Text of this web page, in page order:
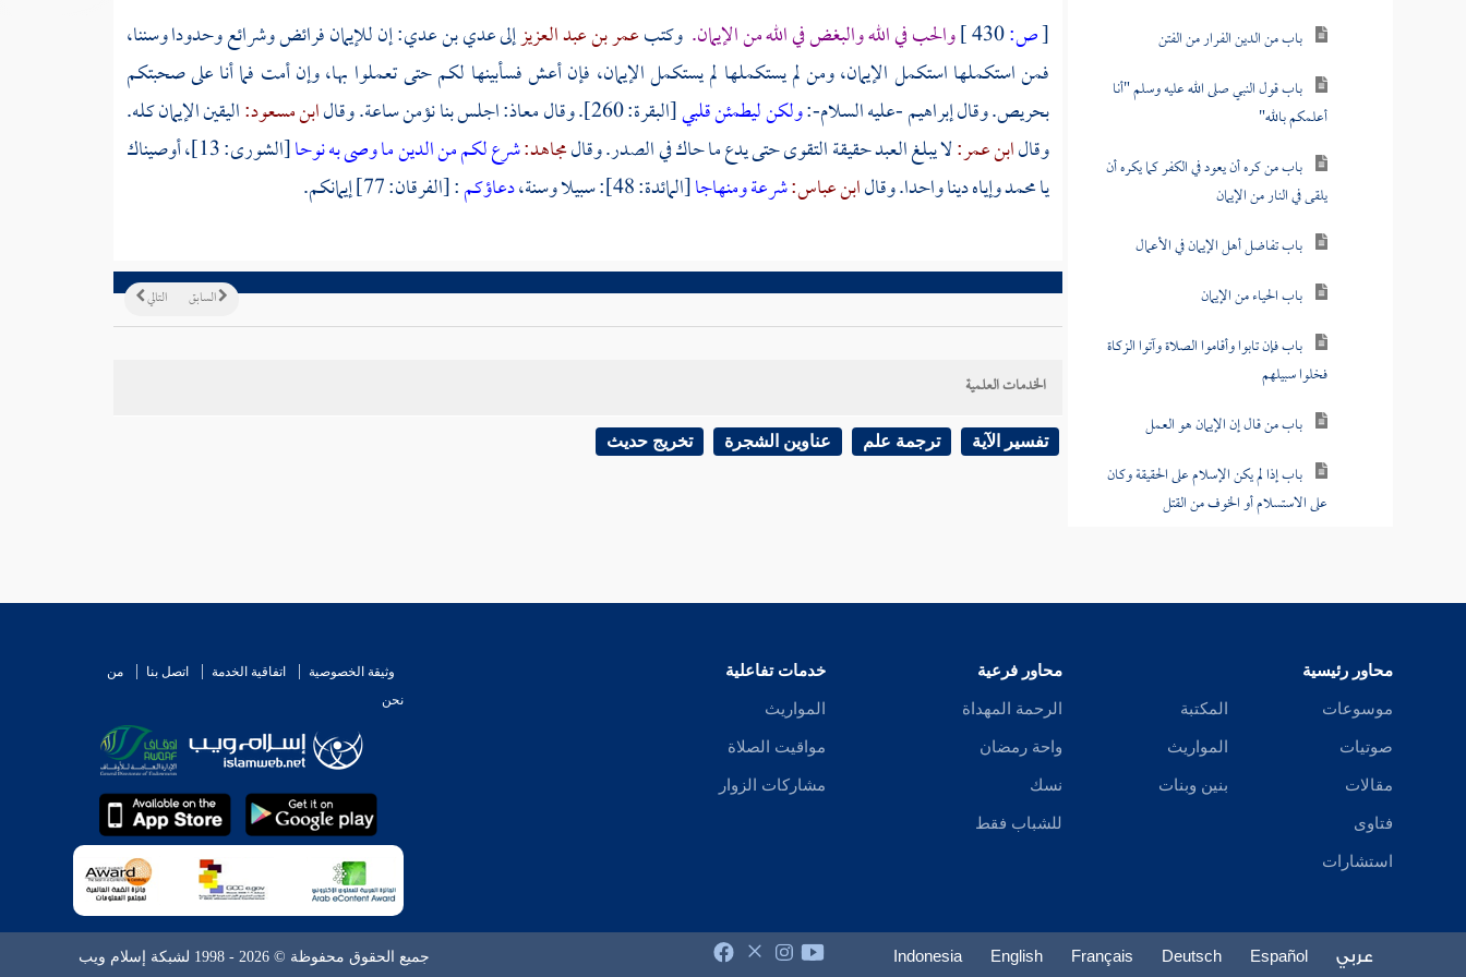
باب من الدين الفرار من الفتن
باب قول النبي صلى الله عليه وسلم "أنا
أعلمكم بالله"
باب من كره أن يعود في الكفر كما يكره أن
يلقى في النار من الإيمان
باب تفاضل أهل الإيمان في الأعمال
باب الحياء من الإيمان
باب فإن تابوا وأقاموا الصلاة وآتوا الزكاة
فخلوا سبيلهم
باب من قال إن الإيمان هو العمل
باب إذا لم يكن الإسلام على الحقيقة وكان
على الاستسلام أو الخوف من القتل
باب كفران العشير وكفر (دون) كفر
باقي كتاب الإيمان
كتاب العلم
كتاب الحيض
كتاب الصلاة
[ص:430 ] والحب في الله والبغض في الله من الإيمان. وكتبعمر بن عبد العزيزإلىعدي بن عدي:إن للإيمان فرائض وشرائع وحدودا وسننا،
فمن استكملها استكمل الإيمان، ومن لم يستكملها لم يستكمل الإيمان، فإن أعش فسأبينها لكم حتى تعملوا بها، وإن أمت فما أنا على صحبتكم
بحريص. وقال إبراهيم -عليه السلام-:ولكن ليطمئن قلبي[البقرة: 260]. وقال معاذ:اجلس بنا نؤمن ساعة. وقالابن مسعود:اليقين الإيمان كله.
وقالابن عمر:لا يبلغ العبد حقيقة التقوى حتى يدع ما حاك في الصدر. وقالمجاهد:شرع لكم من الدين ما وصى به نوحا
[الشورى: 13]، أوصيناك
يا محمد وإياه دينا واحدا. وقالابن عباس:شرعة ومنهاجا[المائدة: 48]: سبيلا وسنة، دعاؤكم: [الفرقان: 77] إيمانكم.
التالي السابق
الخدمات العلمية
تفسير الآية ترجمة علم عناوين الشجرة تخريج حديث
محاور رئيسية
موسوعات
صوتيات
مقالات
فتاوى
استشارات
المكتبة
المواريث
بنين وبنات
محاور فرعية
الرحمة المهداة
واحة رمضان
نسك
للشباب فقط
خدمات تفاعلية
المواريث
مواقيت الصلاة
مشاركات الزوار
وثيقة الخصوصية اتفاقية الخدمة اتصل بنا
من
نحن
عربي Español
Deutsch
Français
English
Indonesia جميع الحقوق محفوظة © 2026 - 1998 لشبكة إسلام ويب